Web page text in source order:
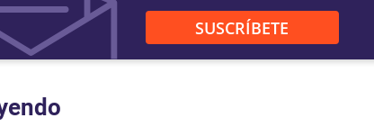
SUSCRÍBETE